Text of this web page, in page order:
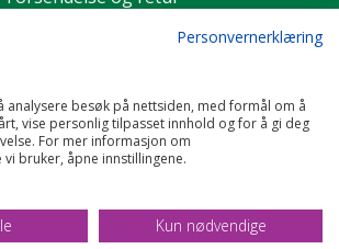
Personvernerklæring
analysere besøk på nettsiden, med formål om å
vise personlig tilpasset innhold og for å gi deg
For mer informasjon om
bruker, åpne innstillingene.
Kun nødvendige